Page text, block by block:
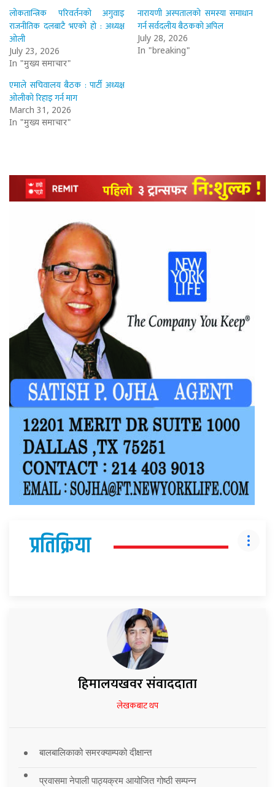
लोकतान्त्रिक परिवर्तनको अगुवाइ
राजनीतिक दलबाटै भएको हो : अध्यक्ष
ओली
July 23, 2026
In "मुख्य समाचार"
नारायणी अस्पतालको समस्या समाधान
गर्न सर्वदलीय बैठकको अपिल
July 28, 2026
In "breaking"
एमाले सचिवालय बैठक : पार्टी अध्यक्ष
ओलीको रिहाइ गर्न माग
March 31, 2026
In "मुख्य समाचार"
प्रतिक्रिया
हिमालयखवर संवाददाता
लेखकबाट थप
बालबालिकाको समरक्याम्पको दीक्षान्त
प्रवासमा नेपाली पाठ्यक्रम आयोजित गोष्ठी सम्पन्न